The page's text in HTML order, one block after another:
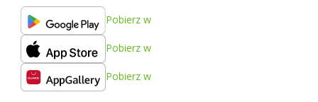
Pobierz w
Pobierz w
Pobierz w